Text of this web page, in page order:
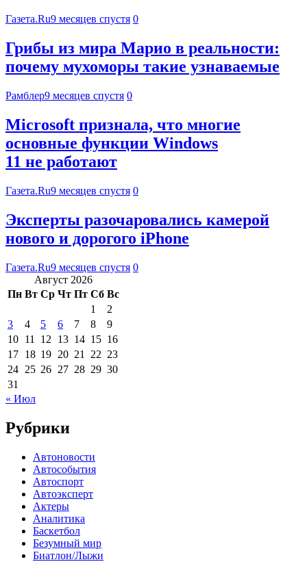
Газета.Ru9 месяцев спустя 0
Грибы из мира Марио в реальности:
почему мухоморы такие узнаваемые
Рамблер9 месяцев спустя 0
Microsoft признала, что многие
основные функции Windows
11 не работают
Газета.Ru9 месяцев спустя 0
Эксперты разочаровались камерой
нового и дорогого iPhone
Газета.Ru9 месяцев спустя 0
Август 2026
Пн Вт Ср Чт Пт Сб Вс
1
2
3
4 5 6 7 8
9
10 11 12 13 14 15 16
17 18 19 20 21 22 23
24 25 26 27 28 29 30
31
« Июл
Рубрики
Автоновости
Автособытия
Автоспорт
Автоэксперт
Актеры
Аналитика
Баскетбол
Безумный мир
Биатлон/Лыжи